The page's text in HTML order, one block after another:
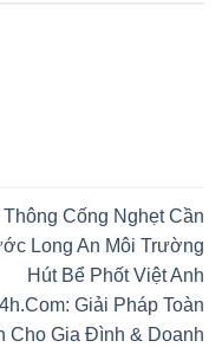
Thông Cống Nghẹt Cần
Long An Môi Trường
Hút Bể Phốt Việt Anh
Giải Pháp Toàn
Cho Gia Đình & Doanh